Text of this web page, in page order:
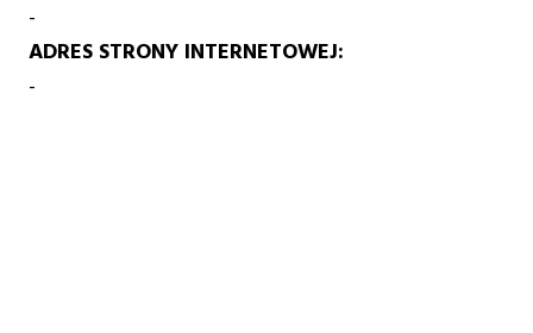
-
ADRES STRONY INTERNETOWEJ
-